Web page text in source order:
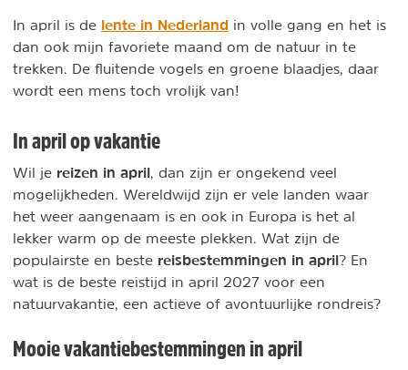
In april is de lente in Nederland in volle gang en het is
dan ook mijn favoriete maand om de natuur in te
trekken. De fluitende vogels en groene blaadjes, daar
wordt een mens toch vrolijk van!
In april op vakantie
Wil je reizen in april , dan zijn er ongekend veel
mogelijkheden. Wereldwijd zijn er vele landen waar
het weer aangenaam is en ook in Europa is het al
lekker warm op de meeste plekken. Wat zijn de
populairste en beste reisbestemmingen in april? En
wat is de beste reistijd in april 2027 voor een
natuurvakantie, een actieve of avontuurlijke rondreis?
Mooie vakantiebestemmingen in april